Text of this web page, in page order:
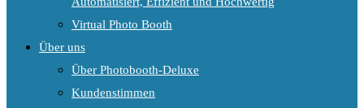
Virtual Photo Booth
Über uns
Über Photobooth-Deluxe
Kundenstimmen